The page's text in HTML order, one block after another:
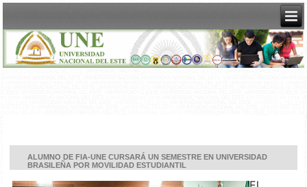
ALUMNO DE FIA-UNE CURSARÁ UN SEMESTRE EN UNIVERSIDAD
BRASILEÑA POR MOVILIDAD ESTUDIANTIL